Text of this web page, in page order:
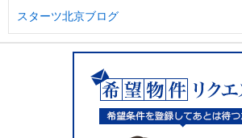
スターツ北京ブログ